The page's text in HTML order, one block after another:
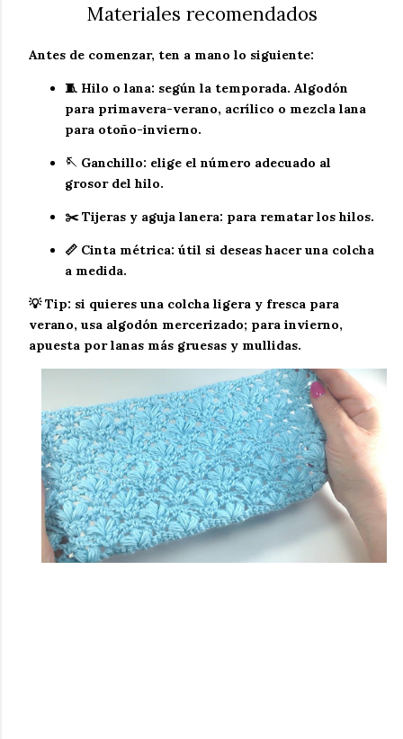
Materiales recomendados
Antes de comenzar, ten a mano lo siguiente:
🧵 Hilo o lana: según la temporada. Algodón
para primavera-verano, acrílico o mezcla lana
para otoño-invierno.
🪡 Ganchillo: elige el número adecuado al
grosor del hilo.
✂️Tijeras y aguja lanera: para rematar los hilos.
📏 Cinta métrica: útil si deseas hacer una colcha
a medida.
💡 Tip: si quieres una colcha ligera y fresca para
verano, usa algodón mercerizado; para invierno,
apuesta por lanas más gruesas y mullidas.